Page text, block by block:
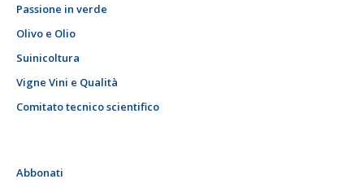
Passione in verde
Olivo e Olio
Suinicoltura
Vigne Vini e Qualità
Comitato tecnico scientifico
Abbonati